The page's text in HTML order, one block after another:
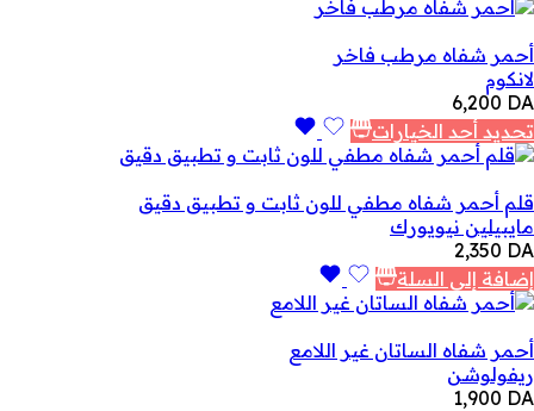
أحمر شفاه مرطب فاخر
لانكوم
6,200 DA
تحديد أحد الخيارات
قلم أحمر شفاه مطفي للون ثابت و تطبيق دقيق
مايبيلين نيويورك
2,350 DA
إضافة إلى السلة
أحمر شفاه الساتان غير اللامع
ريفولوشن
1,900 DA